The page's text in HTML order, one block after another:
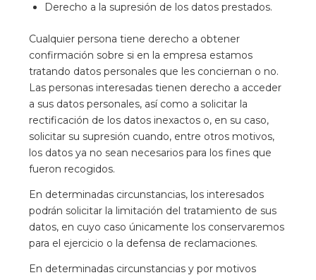
Derecho a la supresión de los datos prestados.
Cualquier persona tiene derecho a obtener
confirmación sobre si en la empresa estamos
tratando datos personales que les conciernan o no.
Las personas interesadas tienen derecho a acceder
a sus datos personales, así como a solicitar la
rectificación de los datos inexactos o, en su caso,
solicitar su supresión cuando, entre otros motivos,
los datos ya no sean necesarios para los fines que
fueron recogidos.
En determinadas circunstancias, los interesados
podrán solicitar la limitación del tratamiento de sus
datos, en cuyo caso únicamente los conservaremos
para el ejercicio o la defensa de reclamaciones.
En determinadas circunstancias y por motivos